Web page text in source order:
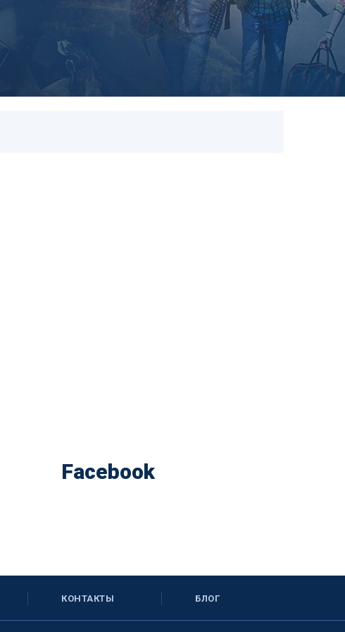
Facebook
КОНТАКТЫ БЛОГ